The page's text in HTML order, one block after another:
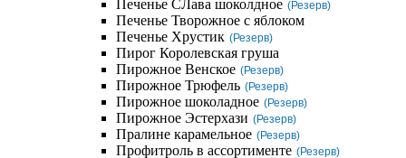
Печенье СЛава шоколдное (Резерв)
Печенье Творожное с яблоком
Печенье Хрустик (Резерв)
Пирог Королевская груша
Пирожное Венское (Резерв)
Пирожное Трюфель (Резерв)
Пирожное шоколадное (Резерв)
Пирожное Эстерхази (Резерв)
Пралине карамельное (Резерв)
Профитроль в ассортименте (Резерв)